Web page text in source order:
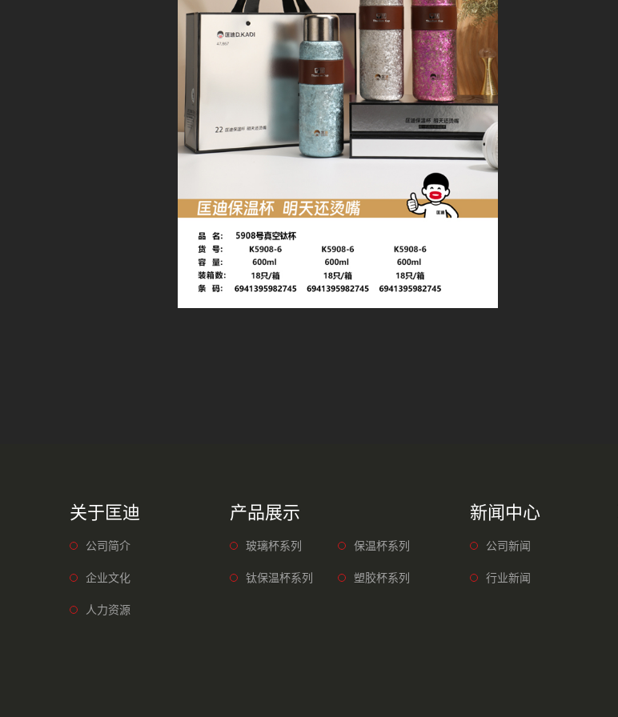
关于匡迪
公司简介
企业文化
人力资源
产品展示
玻璃杯系列 保温杯系列
钛保温杯系列 塑胶杯系列
新闻中心
公司新闻
行业新闻